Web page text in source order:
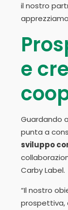
il nostro
e
Guardando
punta a
sviluppo
Carby Label.
“Il nostro
prospettiva,